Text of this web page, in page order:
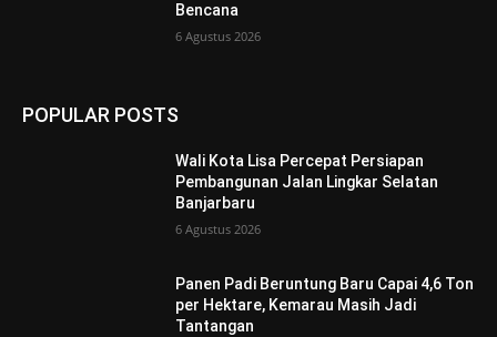
Bencana
6 Agustus 2026
POPULAR POSTS
Wali Kota Lisa Percepat Persiapan
Pembangunan Jalan Lingkar Selatan
Banjarbaru
6 Agustus 2026
Panen Padi Beruntung Baru Capai 4,6 Ton
per Hektare, Kemarau Masih Jadi
Tantangan